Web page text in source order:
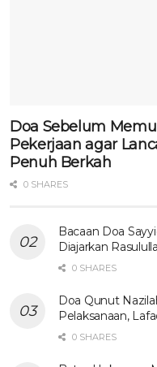
Doa Sebelum
Pekerjaan agar
Penuh Berkah
0 SHARES
Bacaan Doa
Diajarkan
0 SHARES
Doa Qunut
Pelaksanaan,
0 SHARES